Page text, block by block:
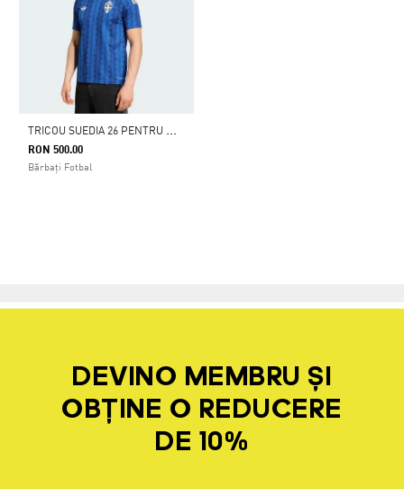
T
RICOU SUEDIA 26 PENTRU MECIURI ÎN DEPLASARE
RON 500.00
Bărbați Fotbal
DEVINO MEMBRU ȘI
OBȚINE O REDUCERE
DE 10%